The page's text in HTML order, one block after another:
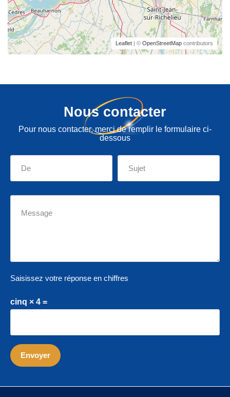
Leaflet | © OpenStreetMap contributors
Nous contacter
Pour nous contacter, merci de remplir le formulaire ci-
dessous
Saisissez votre réponse en chiffres
cinq × 4 =